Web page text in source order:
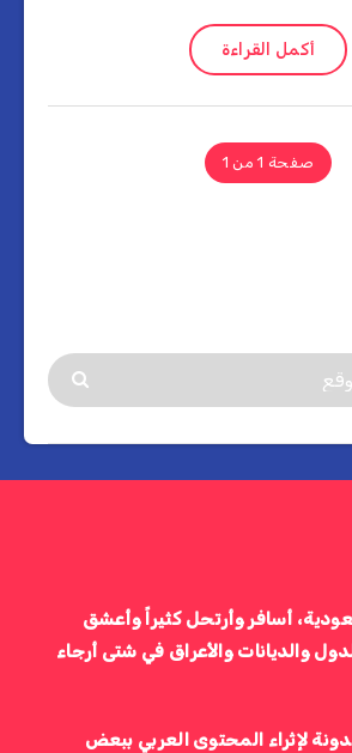
أكمل القراءة
صفحة 1 من 1
أسافر وأرتحل كثيراً وأعشق
والديانات والأعراق في شتى أرجاء
لإثراء المحتوى العربي ببعض